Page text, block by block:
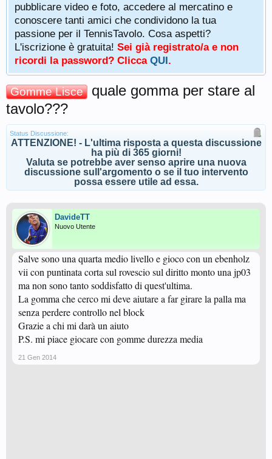
pubblicare video e foto, accedere al mercatino e
conoscere tanti amici che condividono la tua
passione per il TennisTavolo. Cosa aspetti?
L'iscrizione è gratuita! Sei già registrato/a e non
ricordi la password? Clicca QUI.
Gomme Lisce
quale gomma per stare al
tavolo???
Status Discussione:
ATTENZIONE! - L'ultima risposta a questa discussione
ha più di 365 giorni!
Valuta se potrebbe aver senso aprire una nuova
discussione sull'argomento o se il tuo intervento
possa essere utile ad essa.
DavideTT
Nuovo Utente
Salve sono una quarta medio livello e gioco con un ebenholz
vii con puntinata corta sul rovescio sul diritto monto una jp03
ma non sono tanto soddisfatto di quest'ultima.
La gomma che cerco mi deve aiutare a far girare la palla ma
senza perdere controllo nel block
Grazie a chi mi darà un aiuto
P.S. mi piace giocare con gomme durezza media
21 Gen 2014